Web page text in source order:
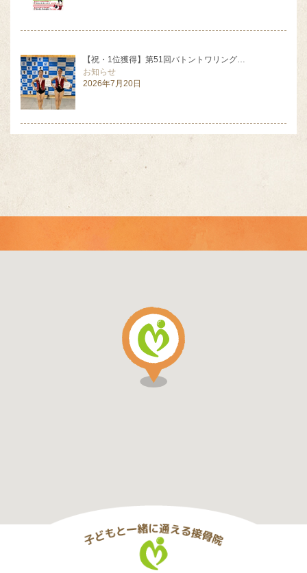
【祝・1位獲得】第51回バトントワリング…
お知らせ
2026年7月20日